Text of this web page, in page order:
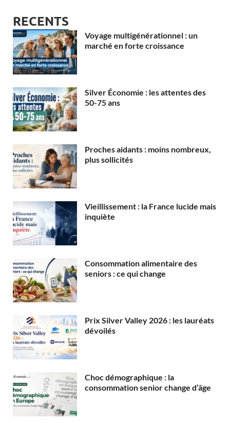
RECENTS
Voyage multigénérationnel : un
marché en forte croissance
Silver Économie : les attentes des
50-75 ans
Proches aidants : moins nombreux,
plus sollicités
Vieillissement : la France lucide mais
inquiète
Consommation alimentaire des
seniors : ce qui change
Prix Silver Valley 2026 : les lauréats
dévoilés
Choc démographique : la
consommation senior change d’âge